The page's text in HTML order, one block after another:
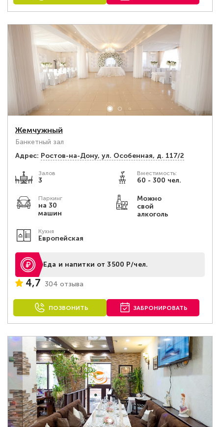
Жемчужный
Банкетный зал
Адрес: Ростов-на-Дону, ул. Особенная, д. 117/2
Залов
3
Вместимость:
60 - 300 чел.
Паркинг
на 30
машин
Можно
свой
алкоголь
Кухня
Европейская
Еда и напитки от 3500 Р/чел.
4,7 304 отзыва
ПОЗВОНИТЬ ЗАБРОНИРОВАТЬ